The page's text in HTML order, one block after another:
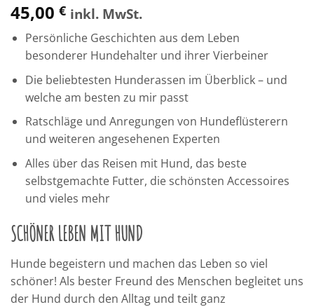
45,00 € inkl. MwSt.
Persönliche Geschichten aus dem Leben
besonderer Hundehalter und ihrer Vierbeiner
Die beliebtesten Hunderassen im Überblick – und
welche am besten zu mir passt
Ratschläge und Anregungen von Hundeflüsterern
und weiteren angesehenen Experten
Alles über das Reisen mit Hund, das beste
selbstgemachte Futter, die schönsten Accessoires
und vieles mehr
SCHÖNER LEBEN MIT HUND
Hunde begeistern und machen das Leben so viel
schöner! Als bester Freund des Menschen begleitet uns
der Hund durch den Alltag und teilt ganz